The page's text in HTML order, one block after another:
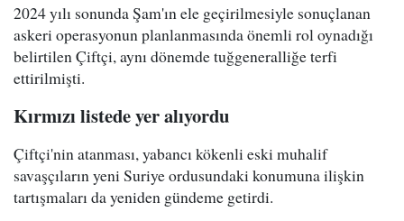
2024 yılı sonunda Şam'ın ele geçirilmesiyle sonuçlanan
askeri operasyonun planlanmasında önemli rol oynadığı
belirtilen Çiftçi, aynı dönemde tuğgeneralliğe terfi
ettirilmişti.
Kırmızı listede yer alıyordu
Çiftçi'nin atanması, yabancı kökenli eski muhalif
savaşçıların yeni Suriye ordusundaki konumuna ilişkin
tartışmaları da yeniden gündeme getirdi.